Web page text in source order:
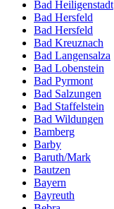
Bad Heiligenstadt
Bad Hersfeld
Bad Hersfeld
Bad Kreuznach
Bad Langensalza
Bad Lobenstein
Bad Pyrmont
Bad Salzungen
Bad Staffelstein
Bad Wildungen
Bamberg
Barby
Baruth/Mark
Bautzen
Bayern
Bayreuth